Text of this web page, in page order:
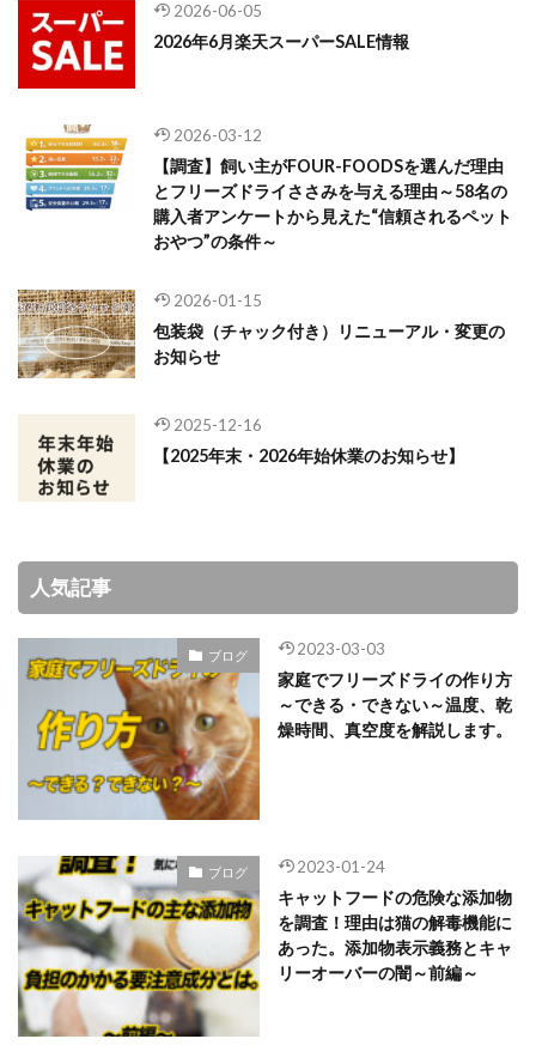
2026-06-05
2026年6月楽天スーパーSALE情報
2026-03-12
【調査】飼い主がFOUR-FOODSを選んだ理由
とフリーズドライささみを与える理由～58名の
購入者アンケートから見えた“信頼されるペット
おやつ”の条件～
2026-01-15
包装袋（チャック付き）リニューアル・変更の
お知らせ
2025-12-16
【2025年末・2026年始休業のお知らせ】
人気記事
ブログ 2023-03-03
家庭でフリーズドライの作り方
～できる・できない～温度、乾
燥時間、真空度を解説します。
ブログ 2023-01-24
キャットフードの危険な添加物
を調査！理由は猫の解毒機能に
あった。添加物表示義務とキャ
リーオーバーの闇～前編～